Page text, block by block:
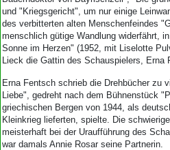
und "Kriegsgericht", um nur einige
des verbitterten alten Menschenfeindes
menschlich gütige Wandlung widerfährt,
Sonne im Herzen" (1952, mit Liselotte
Lieck die Gattin des Schauspielers, Erna
Erna Fentsch schrieb die Drehbücher zu
Liebe", gedreht nach dem Bühnenstück
griechischen Bergen von 1944, als
Kleinkrieg lieferten, spielte. Die
meisterhaft bei der Uraufführung des
war damals Annie Rosar seine Partnerin.